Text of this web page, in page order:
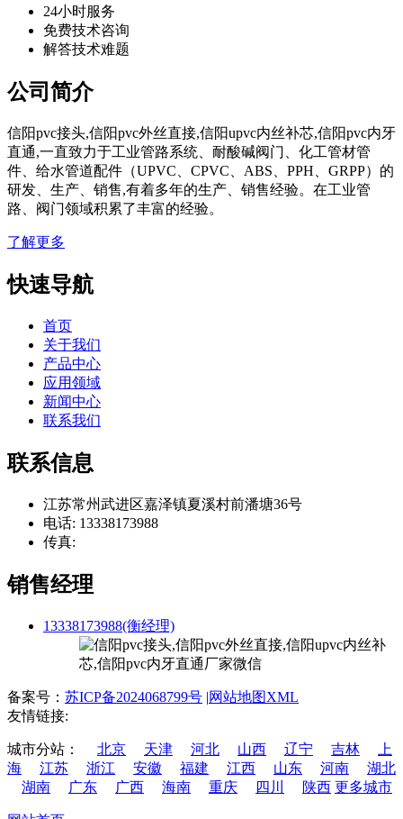
24小时服务
免费技术咨询
解答技术难题
公司简介
信阳pvc接头,信阳pvc外丝直接,信阳upvc内丝补芯,信阳pvc内牙
直通,一直致力于工业管路系统、耐酸碱阀门、化工管材管
件、给水管道配件（UPVC、CPVC、ABS、PPH、GRPP）的
研发、生产、销售,有着多年的生产、销售经验。在工业管
路、阀门领域积累了丰富的经验。
了解更多
快速导航
首页
关于我们
产品中心
应用领域
新闻中心
联系我们
联系信息
江苏常州武进区嘉泽镇夏溪村前潘塘36号
电话: 13338173988
传真:
销售经理
13338173988(衡经理)
备案号： 苏ICP备2024068799号 |网站地图XML
友情链接:
城市分站： 北京 天津 河北 山西 辽宁 吉林
上
海
江苏 浙江 安徽 福建 江西 山东 河南
湖北
湖南
广东 广西 海南 重庆 四川 陕西 更多城市